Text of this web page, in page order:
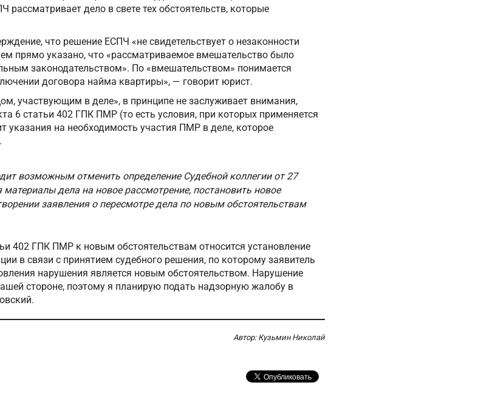
рассматривает дело в свете тех обстоятельств, которые
что решение ЕСПЧ «не свидетельствует о незаконности
прямо указано, что «рассматриваемое вмешательство было
законодательством». По «вмешательством» понимается
договора найма квартиры», — говорит юрист.
участвующим в деле», в принципе не заслуживает внимания,
6 статьи 402 ГПК ПМР (то есть условия, при которых применяется
указания на необходимость участия ПМР в деле, которое
возможным отменить определение Судебной коллегии от 27
материалы дела на новое рассмотрение, постановить новое
заявления о пересмотре дела по новым обстоятельствам
402 ГПК ПМР к новым обстоятельствам относится установление
в связи с принятием судебного решения, по которому заявитель
нарушения является новым обстоятельством. Нарушение
стороне, поэтому я планирую подать надзорную жалобу в
Автор: Кузьмин Николай